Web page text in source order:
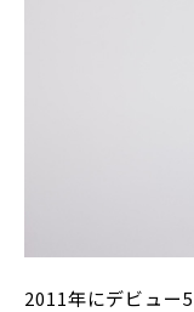
2011年にデビュー